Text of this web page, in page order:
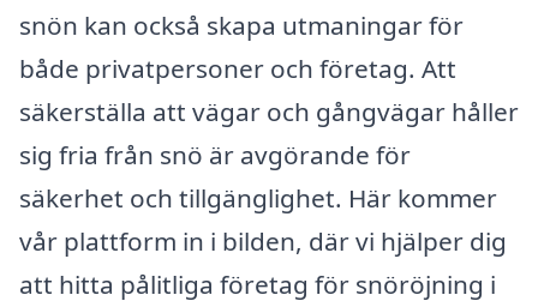
snön kan också skapa utmaningar för
både privatpersoner och företag. Att
säkerställa att vägar och gångvägar håller
sig fria från snö är avgörande för
säkerhet och tillgänglighet. Här kommer
vår plattform in i bilden, där vi hjälper dig
att hitta pålitliga företag för snöröjning i